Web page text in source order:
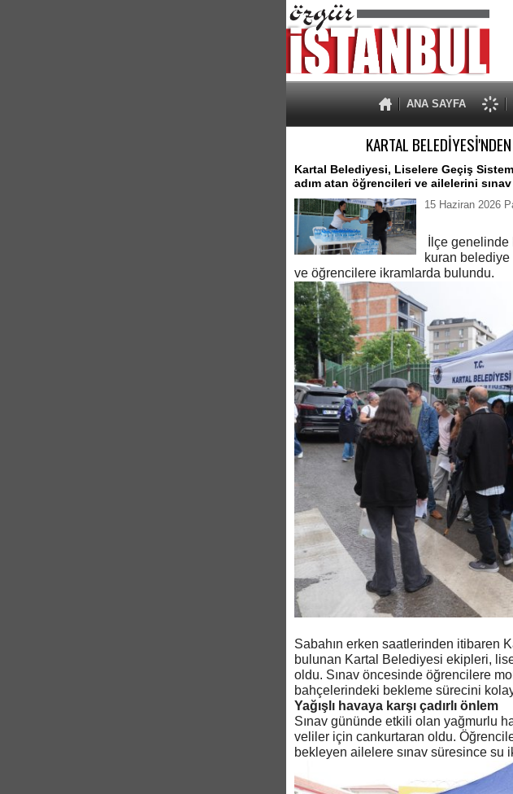
ANA SAYFA
KARTAL
Kartal Belediyesi, Liselere Geçiş
adım atan öğrencileri ve ailelerini
15 Haziran 2026
İlçe
kuran
ve öğrencilere ikramlarda bulundu.
Sabahın erken saatlerinden itibaren
bulunan Kartal Belediyesi ekipleri,
oldu. Sınav öncesinde öğrencilere
bahçelerindeki bekleme sürecini
Yağışlı havaya karşı çadırlı önlem
Sınav gününde etkili olan yağmurlu
veliler için cankurtaran oldu.
bekleyen ailelere sınav süresince su